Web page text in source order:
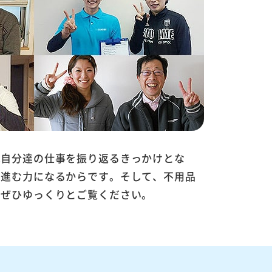
分達の仕事を振り返るきっかけとな
む力になるからです。そして、不用品
ゆっくりとご覧ください。